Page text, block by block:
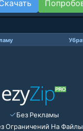
Без Рекламы
Ограничений На Файлы